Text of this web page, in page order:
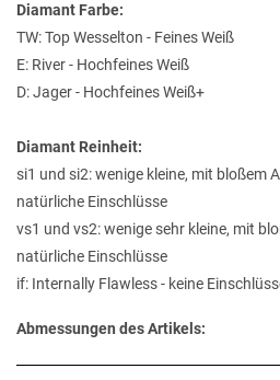
Diamant Farbe:
TW: Top Wesselton - Feines Weiß
E: River - Hochfeines Weiß
D: Jager - Hochfeines Weiß+
Diamant Reinheit:
si1 und si2: wenige kleine, mit bloßem
natürliche Einschlüsse
vs1 und vs2: wenige sehr kleine, mit
natürliche Einschlüsse
if: Internally Flawless - keine
Abmessungen des Artikels: